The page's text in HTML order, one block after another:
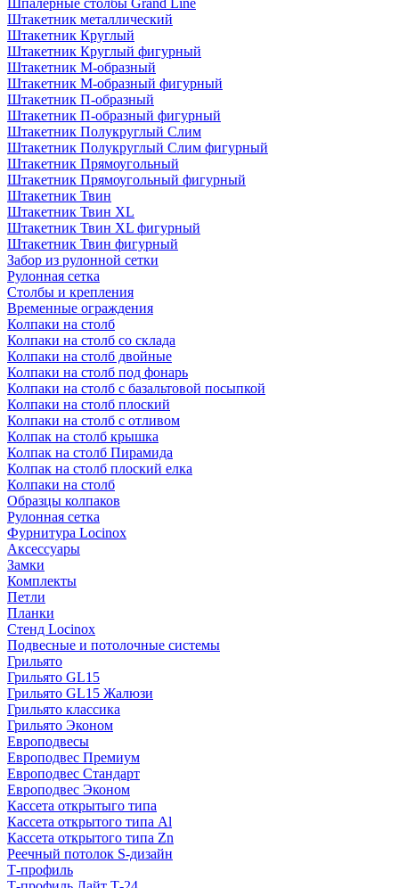
Шпалерные столбы Grand Line
Штакетник металлический
Штакетник Круглый
Штакетник Круглый фигурный
Штакетник М-образный
Штакетник М-образный фигурный
Штакетник П-образный
Штакетник П-образный фигурный
Штакетник Полукруглый Слим
Штакетник Полукруглый Слим фигурный
Штакетник Прямоугольный
Штакетник Прямоугольный фигурный
Штакетник Твин
Штакетник Твин XL
Штакетник Твин XL фигурный
Штакетник Твин фигурный
Забор из рулонной сетки
Рулонная сетка
Столбы и крепления
Временные ограждения
Колпаки на столб
Колпаки на столб со склада
Колпаки на столб двoйные
Колпаки на столб под фонарь
Колпаки на столб с базальтовой посыпкой
Колпаки на столб плоский
Колпаки на столб с отливом
Колпак на столб крышка
Колпак на столб Пирамида
Колпак на столб плоский елка
Колпаки на столб
Образцы колпаков
Рулонная сетка
Фурнитура Locinox
Аксессуары
Замки
Комплекты
Петли
Планки
Стенд Locinox
Подвесные и потолочные системы
Грильято
Грильято GL15
Грильято GL15 Жалюзи
Грильято классика
Грильято Эконом
Европодвесы
Европодвес Премиум
Европодвес Стандарт
Европодвес Эконом
Кассета открытыго типа
Кассета открытого типа Al
Кассета открытого типа Zn
Реечный потолок S-дизайн
Т-профиль